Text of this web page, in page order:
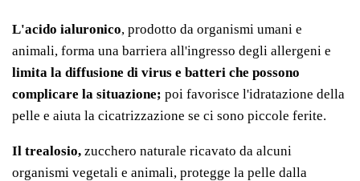
L'acido ialuronico, prodotto da organismi umani e
animali, forma una barriera all'ingresso degli allergeni e
limita la diffusione di virus e batteri che possono
complicare la situazione; poi favorisce l'idratazione della
pelle e aiuta la cicatrizzazione se ci sono piccole ferite.
Il trealosio, zucchero naturale ricavato da alcuni
organismi vegetali e animali, protegge la pelle dalla